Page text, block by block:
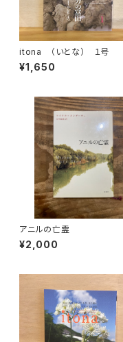
itona （いとな） １号
¥1,650
アニルの亡霊
¥2,000